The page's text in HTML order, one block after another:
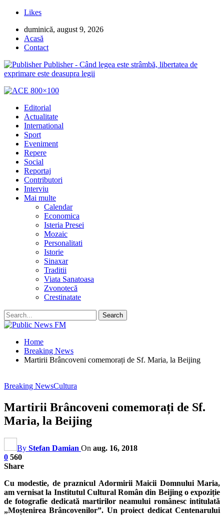
Likes
duminică, august 9, 2026
Acasă
Contact
Publisher - Când legea este strâmbă, libertatea de
exprimare este deasupra legii
Editorial
Actualitate
International
Sport
Eveniment
Repere
Social
Reportaj
Contributori
Interviu
Mai multe
Calendar
Economica
Isteria Presei
Mozaic
Personalitati
Istorie
Sinaxar
Traditii
Viata Sanatoasa
Zvonotecă
Crestinatate
Home
Breaking News
Martirii Brâncoveni comemorați de Sf. Maria, la Beijing
Breaking NewsCultura
Martirii Brâncoveni comemorați de Sf.
Maria, la Beijing
By Stefan Damian On aug. 16, 2018
0 560
Share
Cu modestie, de praznicul Adormirii Maicii Domnului Maria,
am vernisat la Institutul Cultural Român din Beijing o expoziție
de fotografie dedicată martirilor neamului românesc intitulată
„Moștenirea Brâncovenilor”. Un proiect dedicat Centenarului